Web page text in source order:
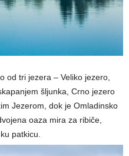
od tri jezera – Veliko jezero,
šljunka, Crno jezero
Jezerom, dok je Omladinsko
oaza mira za ribiče,
patkicu.